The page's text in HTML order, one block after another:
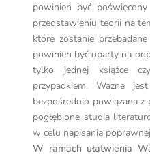
powinien być
przedstawieniu teorii na
które zostanie
powinien być oparty na
tylko jednej książce czy
przypadkiem. Ważne
bezpośrednio powiązana
pogłębione studia
w celu napisania
W ramach ułatwienia